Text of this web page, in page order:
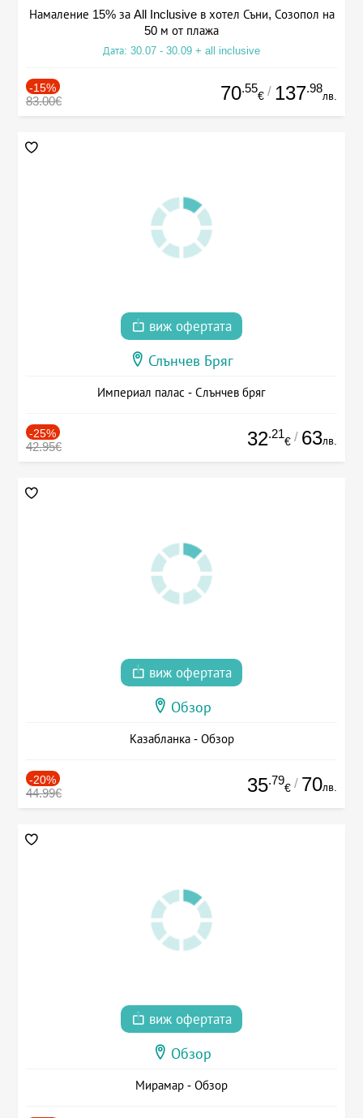
Намаление 15% за All Inclusive в хотел Съни, Созопол на
50 м от плажа
Дата: 30.07 - 30.09 + all inclusive
-15%
83.00€ 70.55
€ / 137.98
лв.
виж офертата
Слънчев Бряг
Империал палас - Слънчев бряг
-25%
42.95€ 32.21
€ / 63лв.
виж офертата
Обзор
Казабланка - Обзор
-20%
44.99€ 35.79
€ / 70лв.
виж офертата
Обзор
Мирамар - Обзор